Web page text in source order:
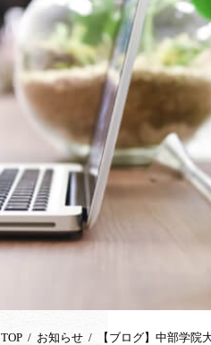
TOP お知らせ 【ブログ】中部学院